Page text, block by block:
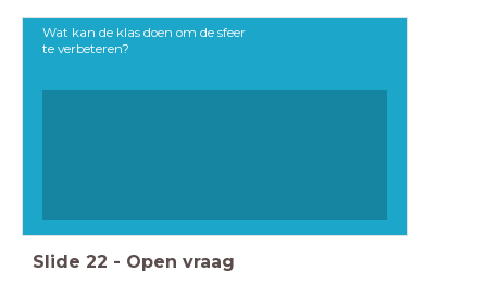
Wat kan de klas doen om de sfeer
te verbeteren?
Slide 22 - Open vraag